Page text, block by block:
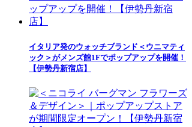
イタリア発のウォッチブランド＜ウニマティ
ック＞がメンズ館1Fでポップアップを開催！
【伊勢丹新宿店】